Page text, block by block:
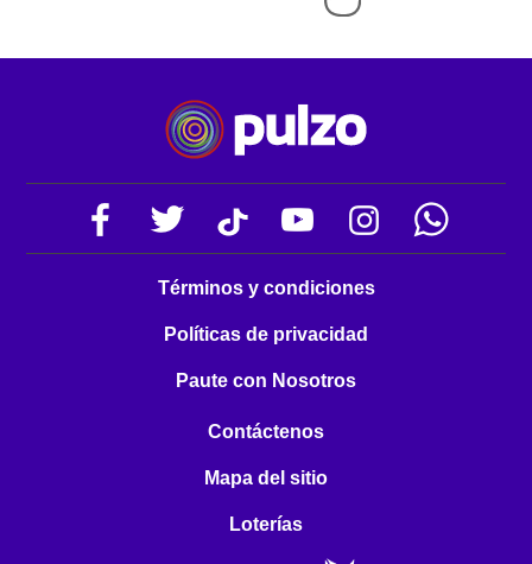
Términos y condiciones
Políticas de privacidad
Paute con Nosotros
Contáctenos
Mapa del sitio
Loterías